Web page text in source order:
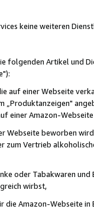
keine weiteren
folgenden Artikel und
auf einer Webseite
„Produktanzeigen"
einer Amazon-
Webseite beworben
zum Vertrieb
oder Tabakwaren
wirbst,
die Amazon-Webseite in